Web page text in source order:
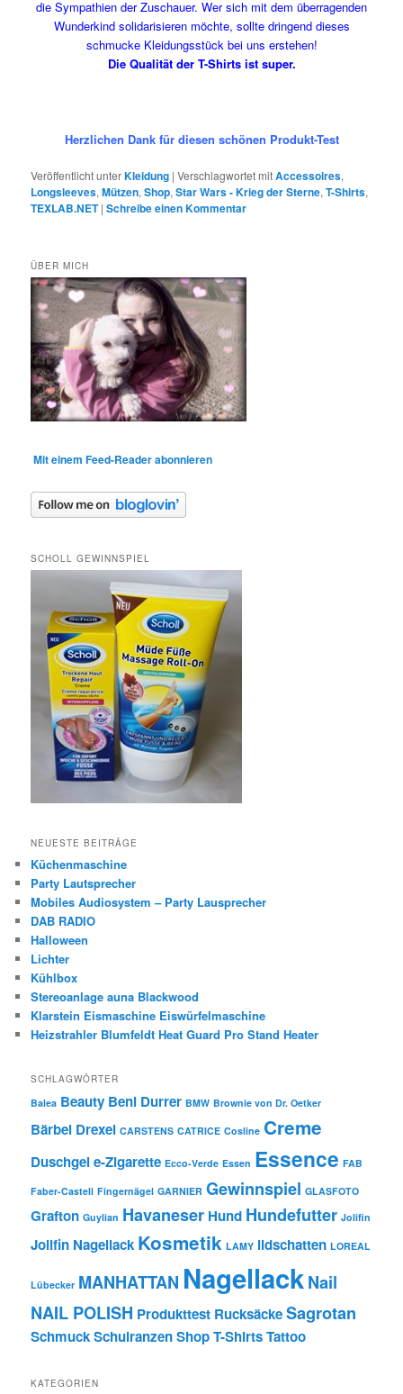
die Sympathien der Zuschauer. Wer sich mit dem überragenden
Wunderkind solidarisieren möchte, sollte dringend dieses
schmucke Kleidungsstück bei uns erstehen!
Die Qualität der T-Shirts ist super.
Herzlichen Dank für diesen schönen Produkt-Test
Veröffentlicht unterKleidung |Verschlagwortet mitAccessoires,
Longsleeves,Mützen,Shop,Star Wars - Krieg der Sterne,T-Shirts,
TEXLAB.NET |Schreibe einen Kommentar
ÜBER MICH
Mit einem Feed-Reader abonnieren
SCHOLL GEWINNSPIEL
NEUESTE BEITRÄGE
Küchenmaschine
Party Lautsprecher
Mobiles Audiosystem – Party Lausprecher
DAB RADIO
Halloween
Lichter
Kühlbox
Stereoanlage auna Blackwood
Klarstein Eismaschine Eiswürfelmaschine
Heizstrahler Blumfeldt Heat Guard Pro Stand Heater
SCHLAGWÖRTER
Balea Beauty Beni Durrer BMW Brownie von Dr. Oetker
Bärbel Drexel CARSTENS CATRICE Cosline Creme
Duschgele-Zigarette Ecco-Verde Essen Essence FAB
Faber-Castell Fingernägel GARNIER Gewinnspiel GLASFOTO
Grafton Guylian Havaneser Hund Hundefutter Jolifin
Jolifin Nagellack Kosmetik LAMY lidschatten LOREAL
Lübecker MANHATTAN NagellackNail
NAIL POLISH Produkttest RucksäckeSagrotan
SchmuckSchulranzenShopT-ShirtsTattoo
KATEGORIEN